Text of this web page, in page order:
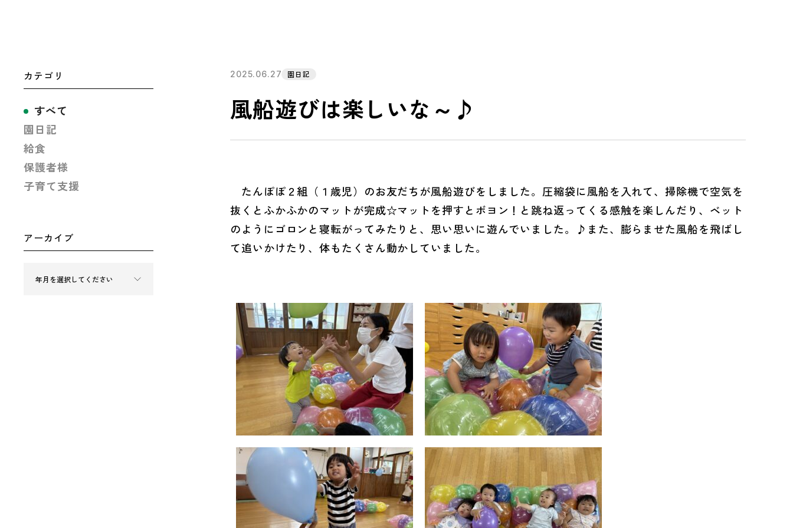
2025.06.27 園日記
風船遊びは楽しいな～♪
たんぽぽ２組（１歳児）のお友だちが風船遊びをしました。圧縮袋に風船を入れて、掃除機で空気を
抜くとふかふかのマットが完成☆マットを押すとボヨン！と跳ね返ってくる感触を楽しんだり、ベット
のようにゴロンと寝転がってみたりと、思い思いに遊んでいました。♪また、膨らませた風船を飛ばし
て追いかけたり、体もたくさん動かしていました。
カテゴリ
すべて
園日記
給食
保護者様
子育て支援
アーカイブ